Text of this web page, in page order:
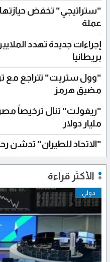
عملة
إجراءات جديدة تهدد
بريطانيا
"وول ستريت" تتراجع مع
مضيق هرمز
مليار دولار
"الاتحاد للطيران" تدشن
الأكثر قراءة
دولي